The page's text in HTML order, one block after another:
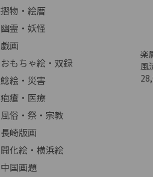
楽
風
摺物・絵暦
幽霊・妖怪
戯画
おもちゃ絵・双録
鯰絵・災害
疱瘡・医療
風俗・祭・宗教
長崎版画
開化絵・横浜絵
中国画題